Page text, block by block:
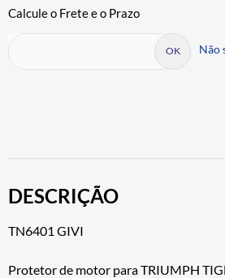
Não
DESCRIÇÃO
TN6401 GIVI
Protetor de motor para TRIUMPH